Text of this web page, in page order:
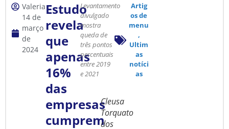
Valeria
14 de
março
de
2024
Estudo
revela
que
apenas
16%
das
empresas
cumprem
Levantamento
divulgado
mostra
queda de
três pontos
percentuais
entre 2019
e 2021
Cleusa
Torquato
dos
Artig
os de
menu
,
Ultim
as
notíci
as